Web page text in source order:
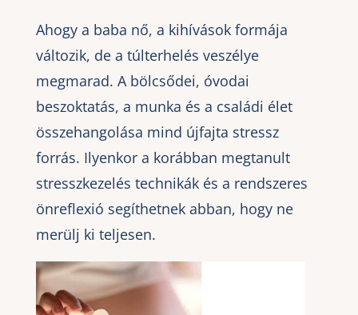
Ahogy a baba nő, a kihívások formája
változik, de a túlterhelés veszélye
megmarad. A bölcsődei, óvodai
beszoktatás, a munka és a családi élet
összehangolása mind újfajta stressz
forrás. Ilyenkor a korábban megtanult
stresszkezelés technikák és a rendszeres
önreflexió segíthetnek abban, hogy ne
merülj ki teljesen.